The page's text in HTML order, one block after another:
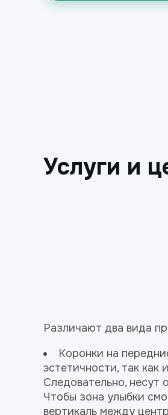
Услуги и
Различают два вида
Коронки на
эстетичности, так
Следовательно, несут
Чтобы зона улыбки
вертикаль между